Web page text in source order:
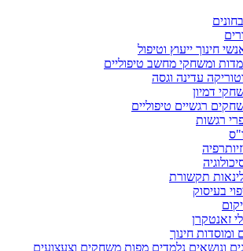
חינוך ייעוץ וטיפול
ומשחקי מחשב טיפוליים
עדינה וגסה
דמיון
רגשיים טיפוליים
רגשות
תקשורת
בעיסוק
זאנטקרן
ומוסדות חינוך
ונושאים נלמדים מפות משחקים וצעצועים